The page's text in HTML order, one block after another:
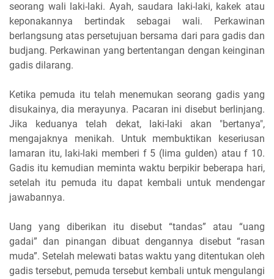
seorang wali laki-laki. Ayah, saudara laki-laki, kakek atau
keponakannya bertindak sebagai wali. Perkawinan
berlangsung atas persetujuan bersama dari para gadis dan
budjang. Perkawinan yang bertentangan dengan keinginan
gadis dilarang.
Ketika pemuda itu telah menemukan seorang gadis yang
disukainya, dia merayunya. Pacaran ini disebut berlinjang.
Jika keduanya telah dekat, laki-laki akan "bertanya",
mengajaknya menikah. Untuk membuktikan keseriusan
lamaran itu, laki-laki memberi f 5 (lima gulden) atau f 10.
Gadis itu kemudian meminta waktu berpikir beberapa hari,
setelah itu pemuda itu dapat kembali untuk mendengar
jawabannya.
Uang yang diberikan itu disebut “tandas” atau “uang
gadai” dan pinangan dibuat dengannya disebut “rasan
muda”. Setelah melewati batas waktu yang ditentukan oleh
gadis tersebut, pemuda tersebut kembali untuk mengulangi